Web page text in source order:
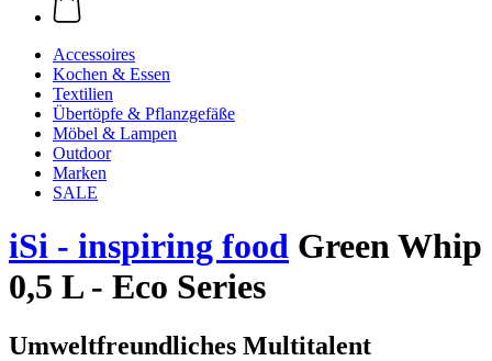
Accessoires
Kochen & Essen
Textilien
Übertöpfe & Pflanzgefäße
Möbel & Lampen
Outdoor
Marken
SALE
iSi - inspiring food Green Whip
0,5 L - Eco Series
Umweltfreundliches Multitalent